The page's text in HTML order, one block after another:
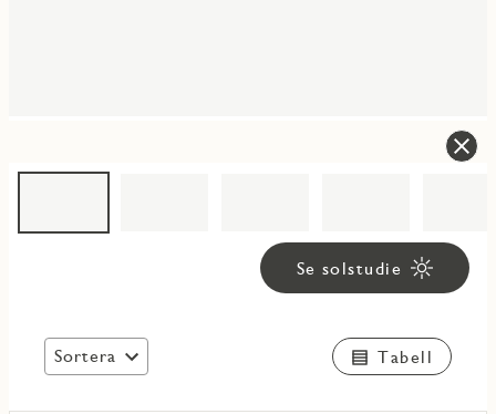
Se solstudie
Sortera Tabell